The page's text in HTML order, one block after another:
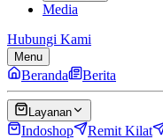
Media
Hubungi Kami
Menu
Beranda Berita
Layanan
Indoshop Remit Kilat